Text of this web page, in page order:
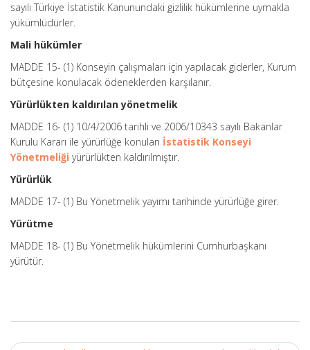
sayılı Türkiye İstatistik Kanunundaki gizlilik hükümlerine uymakla
yükümlüdürler.
Mali hükümler
MADDE 15- (1) Konseyin çalışmaları için yapılacak giderler, Kurum
bütçesine konulacak ödeneklerden karşılanır.
Yürürlükten kaldırılan yönetmelik
MADDE 16- (1) 10/4/2006 tarihli ve 2006/10343 sayılı Bakanlar
Kurulu Kararı ile yürürlüğe konulan İstatistik Konseyi
Yönetmeliği yürürlükten kaldırılmıştır.
Yürürlük
MADDE 17- (1) Bu Yönetmelik yayımı tarihinde yürürlüğe girer.
Yürütme
MADDE 18- (1) Bu Yönetmelik hükümlerini Cumhurbaşkanı
yürütür.